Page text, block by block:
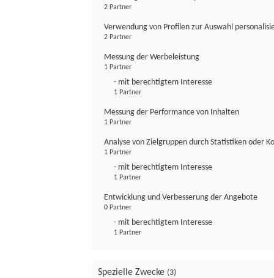
2 Partner
Verwendung von Profilen zur Auswahl
2 Partner
Messung der Werbeleistung
1 Partner
- mit berechtigtem Interesse
1 Partner
Messung der Performance von Inhalten
1 Partner
Analyse von Zielgruppen durch Statistiken oder
1 Partner
- mit berechtigtem Interesse
1 Partner
Entwicklung und Verbesserung der Angebote
0 Partner
- mit berechtigtem Interesse
1 Partner
Spezielle Zwecke (3)